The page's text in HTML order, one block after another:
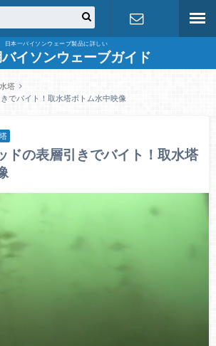
日本一バイソンウェーブ製品に詳しい
イソンウェーブガイド
お問合せ
塔
でバイト！取水塔ボトム水中映像
ドの表層引きでバイト！取水塔